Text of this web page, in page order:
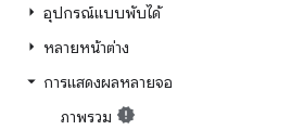
อุปกรณ์แบบพับได้
หลายหน้าต่าง
การแสดงผลหลายจอ
ภาพรวม